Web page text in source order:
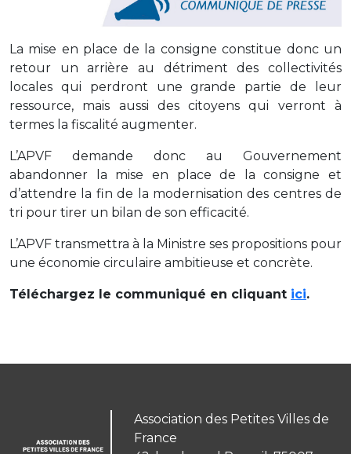
La mise en place de la consigne constitue donc un
retour un arrière au détriment des collectivités
locales qui perdront une grande partie de leur
ressource, mais aussi des citoyens qui verront à
termes la fiscalité augmenter.
L’APVF demande donc au Gouvernement
abandonner la mise en place de la consigne et
d’attendre la fin de la modernisation des centres de
tri pour tirer un bilan de son efficacité.
L’APVF transmettra à la Ministre ses propositions pour
une économie circulaire ambitieuse et concrète.
Téléchargez le communiqué en cliquant ici.
Association des Petites Villes de
France